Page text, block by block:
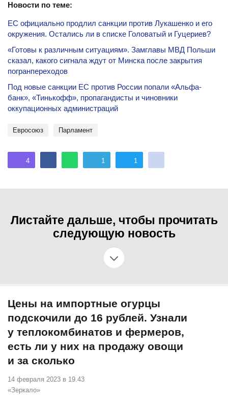
Новости по теме:
ЕС официально продлил санкции против Лукашенко и его
окружения. Остались ли в списке Головатый и Гуцериев?
«Готовы к различным ситуациям». Замглавы МВД Польши
сказал, какого сигнала ждут от Минска после закрытия
погранпереходов
Под новые санкции ЕС против России попали «Альфа-
банк», «Тинькофф», пропагандисты и чиновники
оккупационных администраций
Евросоюз парламент
4 1 1
Листайте дальше, чтобы прочитать
следующую новость